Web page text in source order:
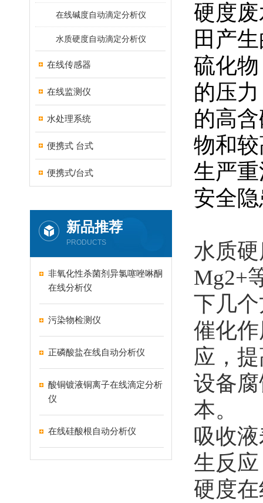
在线碱度自动滴定分析仪
水质硬度自动滴定分析仪
在线传感器
在线监测仪
水处理系统
便携式 台式
便携式/台式
新品推荐
PRODUCTS
非氧化性杀菌剂异氯噻唑啉酮
在线分析仪
污染物检测仪
正磷酸盐在线自动分析仪
酸铜镀液铜离子在线滴定分析
仪
在线硅酸根自动分析仪
硬度
田产
硫化
的压
的高
物和
生严
安全
水质
Mg2+
下几
催化
应，
设备
本。
吸收
生反
硬度